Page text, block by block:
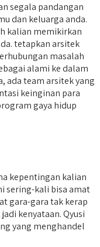
segala pandangan
dan keluarga anda.
kalian memikirkan
tetapkan arsitek
masalah
alami ke dalam
ada team arsitek yang
keinginan para
gaya hidup
kepentingan kalian
sering-kali bisa amat
gara-gara tak kerap
kenyataan. Qyusi
yang menghandel